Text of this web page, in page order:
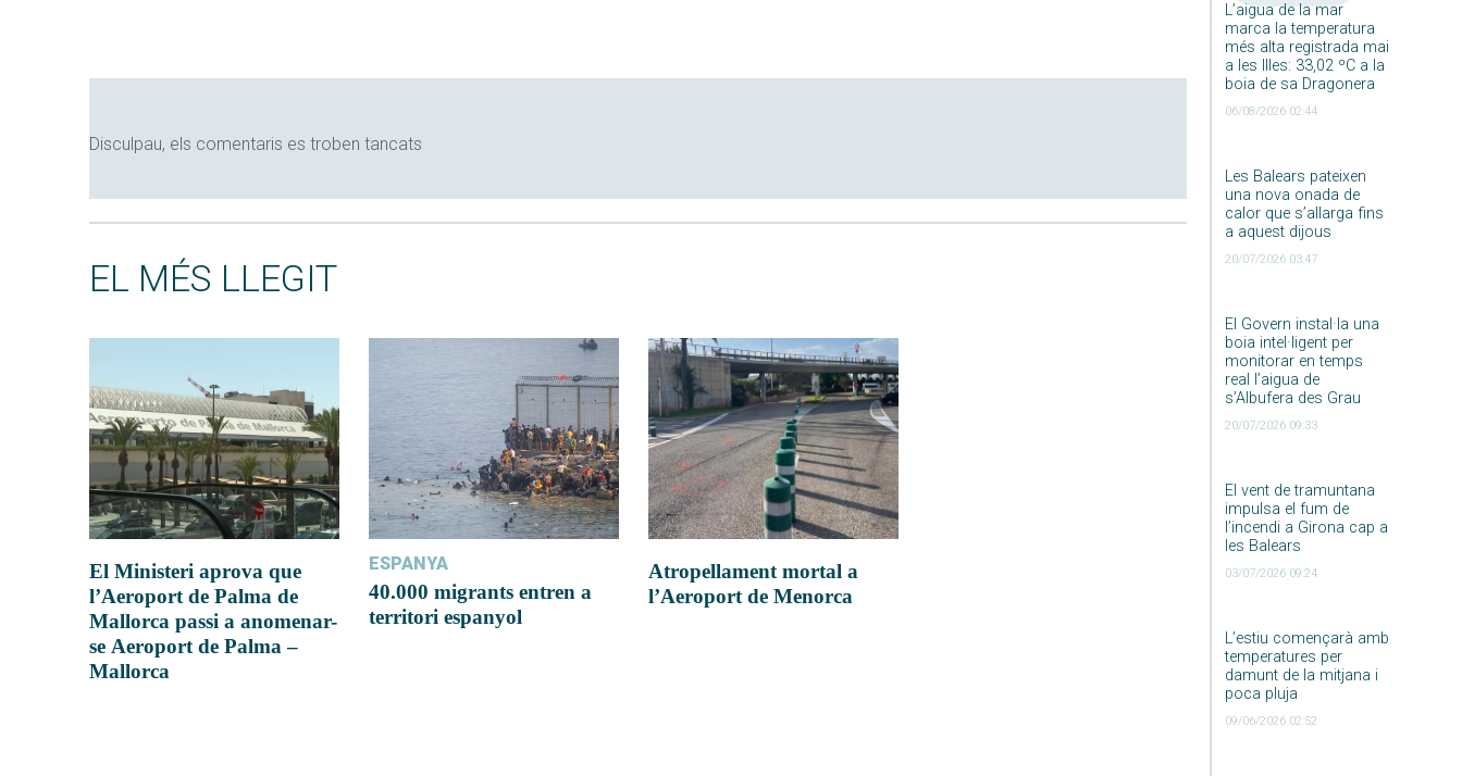
L’aigua de la mar
marca la temperatura
més alta registrada mai
a les Illes: 33,02 ºC a la
boia de sa Dragonera
06/08/2026 02:44
Les Balears pateixen
una nova onada de
calor que s’allarga fins
a aquest dijous
20/07/2026 03:47
El Govern instal·la una
boia intel·ligent per
monitorar en temps
real l’aigua de
s’Albufera des Grau
20/07/2026 09:33
El vent de tramuntana
impulsa el fum de
l’incendi a Girona cap a
les Balears
03/07/2026 09:24
L’estiu començarà amb
temperatures per
damunt de la mitjana i
poca pluja
09/06/2026 02:52
Disculpau, els comentaris es troben tancats
EL MÉS LLEGIT
El Ministeri aprova que
l’Aeroport de Palma de
Mallorca passi a anomenar-
se Aeroport de Palma –
Mallorca
ESPANYA
40.000 migrants entren a
territori espanyol
Atropellament mortal a
l’Aeroport de Menorca